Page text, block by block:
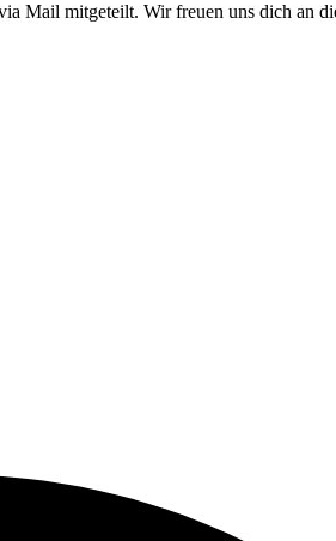
Mail mitgeteilt. Wir freuen uns dich an